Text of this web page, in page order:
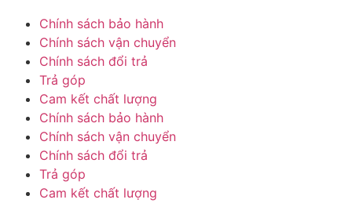
Chính sách bảo hành
Chính sách vận chuyển
Chính sách đổi trả
Trả góp
Cam kết chất lượng
Chính sách bảo hành
Chính sách vận chuyển
Chính sách đổi trả
Trả góp
Cam kết chất lượng